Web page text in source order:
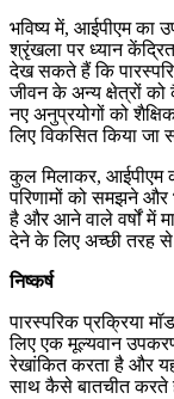
भविष्य में, आईपीएम का
श्रृंखला पर ध्यान
देख सकते हैं कि
जीवन के अन्य क्षेत्रों
नए अनुप्रयोगों को
लिए विकसित किया जा
कुल मिलाकर, आईपीएम
परिणामों को समझने और
है और आने वाले वर्षों में
देने के लिए अच्छी तरह से
निष्कर्ष
पारस्परिक प्रक्रिया
लिए एक मूल्यवान
रेखांकित करता है और
साथ कैसे बातचीत करते